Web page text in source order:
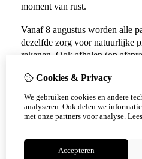
Cookies & Privacy
We gebruiken cookies en andere
analyseren. Ook delen we
met onze partners voor analyse.
Accepteren
moment van rust.
Vanaf 8 augustus worden alle
dezelfde zorg voor natuurlijke
rekenen. Ook afhalen (op
Vanaf 17 augustus zijn alle
Scherpenisse) weer geopend.